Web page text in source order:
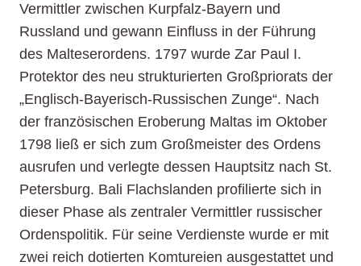
Vermittler zwischen Kurpfalz-Bayern und
Russland und gewann Einfluss in der Führung
des Malteserordens. 1797 wurde Zar Paul I.
Protektor des neu strukturierten Großpriorats der
„Englisch-Bayerisch-Russischen Zunge“. Nach
der französischen Eroberung Maltas im Oktober
1798 ließ er sich zum Großmeister des Ordens
ausrufen und verlegte dessen Hauptsitz nach St.
Petersburg. Bali Flachslanden profilierte sich in
dieser Phase als zentraler Vermittler russischer
Ordenspolitik. Für seine Verdienste wurde er mit
zwei reich dotierten Komtureien ausgestattet und